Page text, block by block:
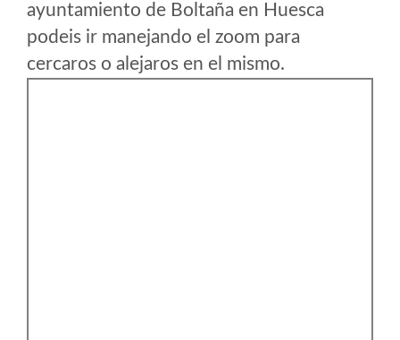
ayuntamiento de Boltaña en Huesca
podeis ir manejando el zoom para
cercaros o alejaros en el mismo.